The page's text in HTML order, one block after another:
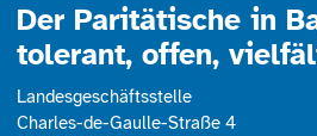
Der Paritätische in
tolerant, offen,
Landesgeschäftsstelle
Charles-de-Gaulle-Straße 4